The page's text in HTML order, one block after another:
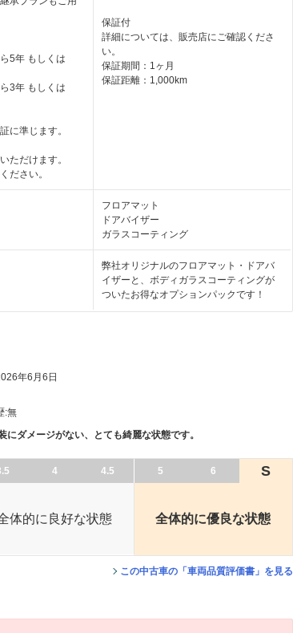
5年 もしくは
3年 もしくは
に準じます。
ただけます。
ださい。
保証付
詳細については、販売店にご確認くださ
い。
保証期間：1ヶ月
保証距離：1,000km
フロアマット
ドアバイザー
ガラスコーティング
弊社オリジナルのフロアマット・ドアバ
イザーと、ボディガラスコーティングが
ついたお得なオプションパックです！
年6月6日
:無
ダメージがない、とても綺麗な状態です。
4 4.5 5 6 S
体的に良好な状態 全体的に優良な状態
この中古車の「車両品質評価書」を見る